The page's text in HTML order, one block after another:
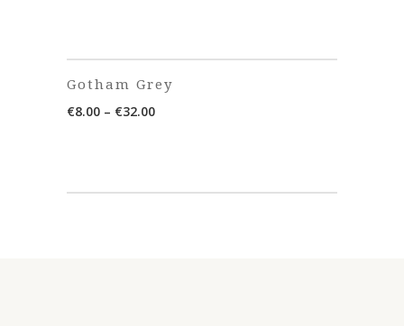
Gotham Grey
€8.00 – €32.00Price
€32.00